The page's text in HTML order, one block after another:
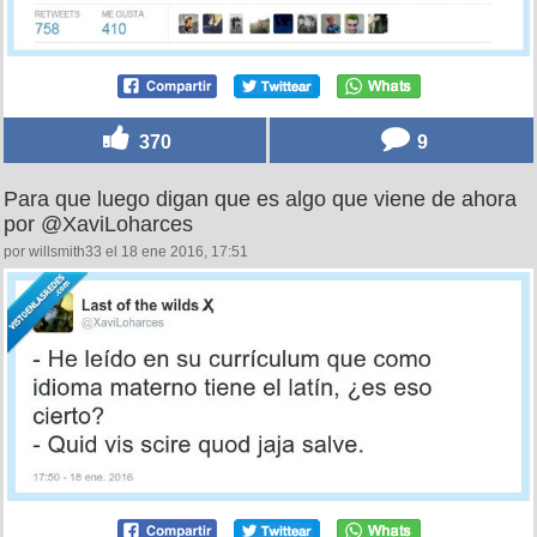
370 9
Para que luego digan que es algo que viene de ahora
por @XaviLoharces
por willsmith33 el 18 ene 2016, 17:51